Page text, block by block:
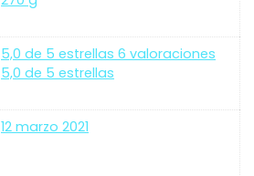
5,0 de 5 estrellas 6 valoraciones
5,0 de 5 estrellas
12 marzo 2021